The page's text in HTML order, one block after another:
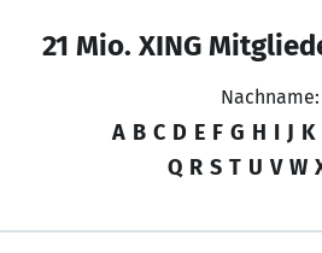
21 Mio. XING
Nachname:
A B C D E F G H I J K
Q R S T U V W